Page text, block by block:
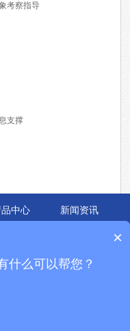
考察指导
支撑
品中心
新闻资讯
十余年,始终致力于校园气象站
号：
×
什么可以帮您？